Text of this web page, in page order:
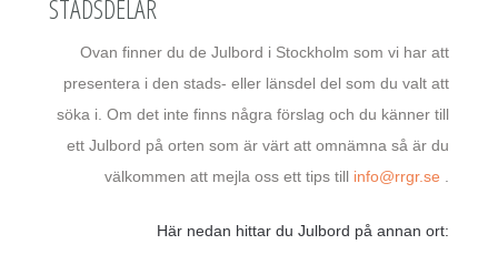
STADSDELAR
Ovan finner du de Julbord i Stockholm som vi har att
presentera i den stads- eller länsdel del som du valt att
söka i. Om det inte finns några förslag och du känner till
ett Julbord på orten som är värt att omnämna så är du
välkommen att mejla oss ett tips till info@rrgr.se .
Här nedan hittar du Julbord på annan ort: